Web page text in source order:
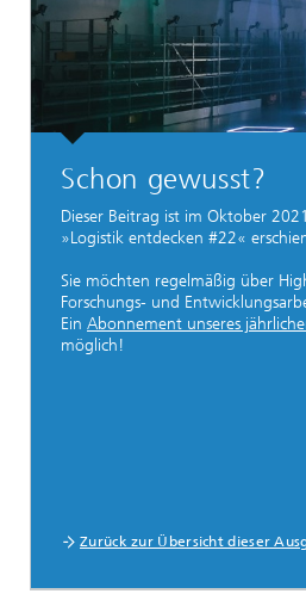
Schon gewusst?
Dieser Beitrag ist im Oktober
»Logistik entdecken #22«
Sie möchten regelmäßig über
Forschungs- und
Ein Abonnement unseres
möglich!
Zurück zur Übersicht dieser